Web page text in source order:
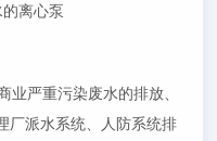
离心泵
严重污染废水的排放、
派水系统、人防系统排